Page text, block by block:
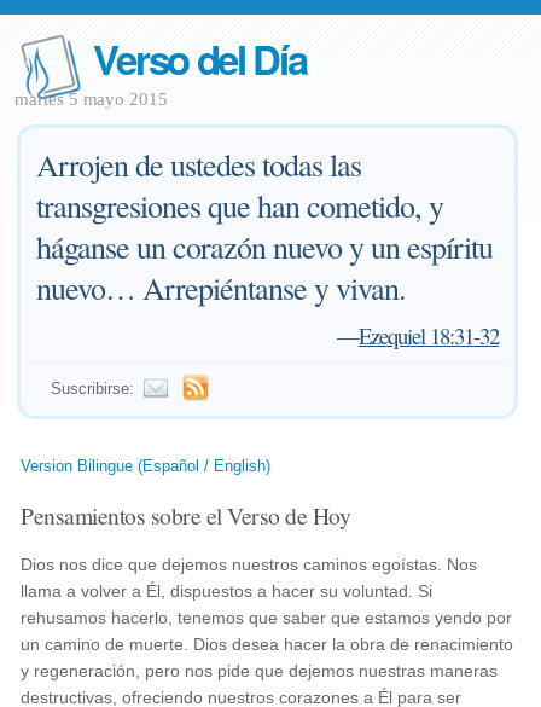
Verso del Día
martes 5 mayo 2015
Arrojen de ustedes todas las
transgresiones que han cometido, y
háganse un corazón nuevo y un espíritu
nuevo… Arrepiéntanse y vivan.
—Ezequiel 18:31-32
Suscribirse:
Version Bilingue (Español / English)
Pensamientos sobre el Verso de Hoy
Dios nos dice que dejemos nuestros caminos egoístas. Nos
llama a volver a Él, dispuestos a hacer su voluntad. Si
rehusamos hacerlo, tenemos que saber que estamos yendo por
un camino de muerte. Dios desea hacer la obra de renacimiento
y regeneración, pero nos pide que dejemos nuestras maneras
destructivas, ofreciendo nuestros corazones a Él para ser